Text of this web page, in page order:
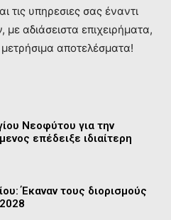
τις υπηρεσιες σας έναντι
αδιάσειστα επιχειρήματα,
μετρήσιμα αποτελέσματα!
Νεοφύτου για την
επέδειξε ιδιαίτερη
Έκαναν τους διορισμούς